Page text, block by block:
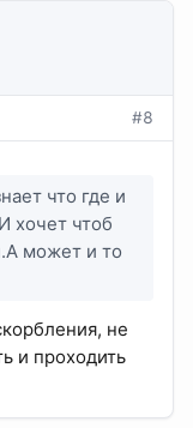
#8
что где и
хочет чтоб
может и то
не
и проходить